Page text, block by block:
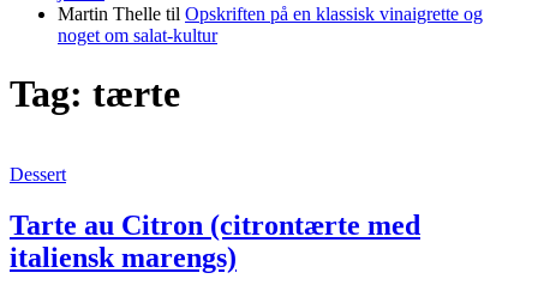
Martin Thelle til Opskriften på en klassisk vinaigrette og
noget om salat-kultur
Tag: tærte
Tarte
Citron
(citrontærte
med
Dessert
Tarte au Citron (citrontærte med
italiensk marengs)